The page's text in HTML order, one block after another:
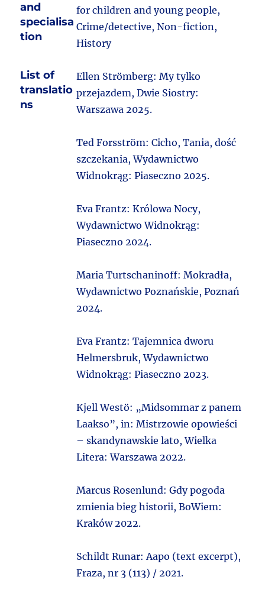
and
specialisa
tion
for children and young people,
Crime/detective, Non-fiction,
History
List of
translatio
ns
Ellen Strömberg: My tylko
przejazdem, Dwie Siostry:
Warszawa 2025.
Ted Forsström: Cicho, Tania, dość
szczekania, Wydawnictwo
Widnokrąg: Piaseczno 2025.
Eva Frantz: Królowa Nocy,
Wydawnictwo Widnokrąg:
Piaseczno 2024.
Maria Turtschaninoff: Mokradła,
Wydawnictwo Poznańskie, Poznań
2024.
Eva Frantz: Tajemnica dworu
Helmersbruk, Wydawnictwo
Widnokrąg: Piaseczno 2023.
Kjell Westö: „Midsommar z panem
Laakso”, in: Mistrzowie opowieści
– skandynawskie lato, Wielka
Litera: Warszawa 2022.
Marcus Rosenlund: Gdy pogoda
zmienia bieg historii, BoWiem:
Kraków 2022.
Schildt Runar: Aapo (text excerpt),
Fraza, nr 3 (113) / 2021.